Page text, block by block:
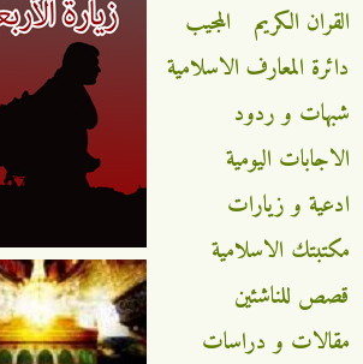
القران الكريم
المجيب
دائرة المعارف الاسلامية
شبهات و ردود
الاجابات اليومية
ادعية و زيارات
مكتبتك الاسلامية
قصص للناشئين
مقالات و دراسات